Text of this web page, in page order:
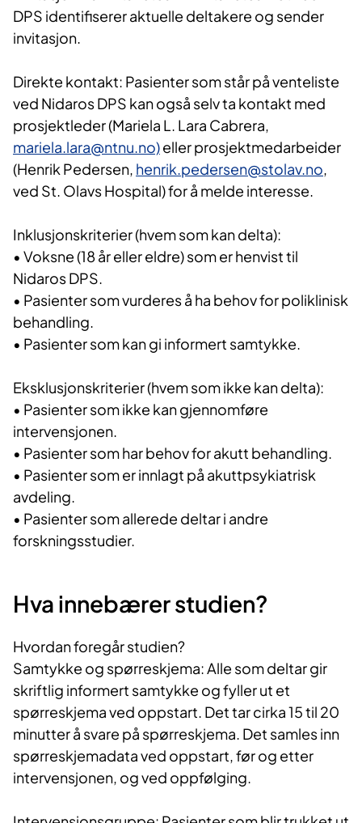
DPS identifiserer aktuelle deltakere og sender
invitasjon.
Direkte kontakt: Pasienter som står på venteliste
ved Nidaros DPS kan også selv ta kontakt med
prosjektleder (Mariela L. Lara Cabrera,
mariela.lara@ntnu.no)eller prosjektmedarbeider
(Henrik Pedersen, henrik.pedersen@stolav.no,
ved St. Olavs Hospital) for å melde interesse.
Inklusjonskriterier (hvem som kan delta):
• Voksne (18 år eller eldre) som er henvist til
Nidaros DPS.
• Pasienter som vurderes å ha behov for poliklinisk
behandling.
• Pasienter som kan gi informert samtykke.
Eksklusjonskriterier (hvem som ikke kan delta):
• Pasienter som ikke kan gjennomføre
intervensjonen.
• Pasienter som har behov for akutt behandling.
• Pasienter som er innlagt på akuttpsykiatrisk
avdeling.
• Pasienter som allerede deltar i andre
forskningsstudier.
Hva innebærer studien?
Hvordan foregår studien?
Samtykke og spørreskjema: Alle som deltar gir
skriftlig informert samtykke og fyller ut et
spørreskjema ved oppstart. Det tar cirka 15 til 20
minutter å svare på spørreskjema. Det samles inn
spørreskjemadata ved oppstart, før og etter
intervensjonen, og ved oppfølging.